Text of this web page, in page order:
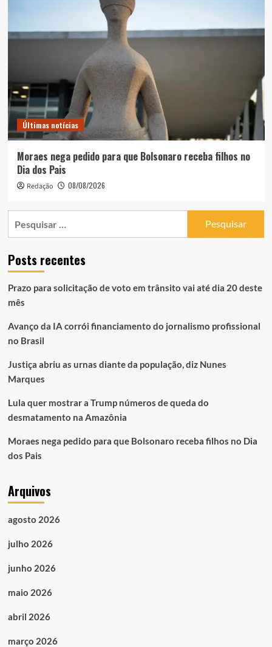
Últimas notícias
Moraes nega pedido para que Bolsonaro receba filhos no
Dia dos Pais
Redação 08/08/2026
Posts recentes
Prazo para solicitação de voto em trânsito vai até dia 20 deste
mês
Avanço da IA corrói financiamento do jornalismo profissional
no Brasil
Justiça abriu as urnas diante da população, diz Nunes
Marques
Lula quer mostrar a Trump números de queda do
desmatamento na Amazônia
Moraes nega pedido para que Bolsonaro receba filhos no Dia
dos Pais
Arquivos
agosto 2026
julho 2026
junho 2026
maio 2026
abril 2026
março 2026